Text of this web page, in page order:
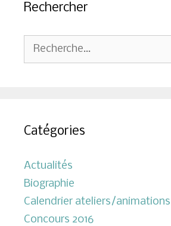
Rechercher
Rechercher :
Catégories
Actualités
Biographie
Calendrier ateliers/animations
Concours 2016